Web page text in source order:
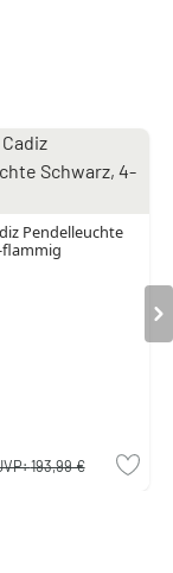
Pendelleuchte
flammig
193,99 €